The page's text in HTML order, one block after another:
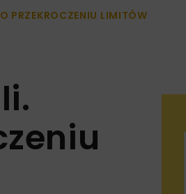
PRZEKROCZENIU LIMITÓW